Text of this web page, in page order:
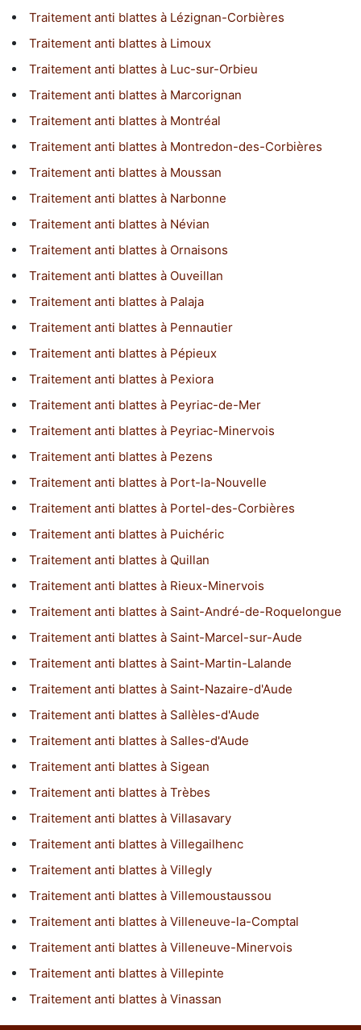
Traitement anti blattes à Lézignan-Corbières
Traitement anti blattes à Limoux
Traitement anti blattes à Luc-sur-Orbieu
Traitement anti blattes à Marcorignan
Traitement anti blattes à Montréal
Traitement anti blattes à Montredon-des-Corbières
Traitement anti blattes à Moussan
Traitement anti blattes à Narbonne
Traitement anti blattes à Névian
Traitement anti blattes à Ornaisons
Traitement anti blattes à Ouveillan
Traitement anti blattes à Palaja
Traitement anti blattes à Pennautier
Traitement anti blattes à Pépieux
Traitement anti blattes à Pexiora
Traitement anti blattes à Peyriac-de-Mer
Traitement anti blattes à Peyriac-Minervois
Traitement anti blattes à Pezens
Traitement anti blattes à Port-la-Nouvelle
Traitement anti blattes à Portel-des-Corbières
Traitement anti blattes à Puichéric
Traitement anti blattes à Quillan
Traitement anti blattes à Rieux-Minervois
Traitement anti blattes à Saint-André-de-Roquelongue
Traitement anti blattes à Saint-Marcel-sur-Aude
Traitement anti blattes à Saint-Martin-Lalande
Traitement anti blattes à Saint-Nazaire-d'Aude
Traitement anti blattes à Sallèles-d'Aude
Traitement anti blattes à Salles-d'Aude
Traitement anti blattes à Sigean
Traitement anti blattes à Trèbes
Traitement anti blattes à Villasavary
Traitement anti blattes à Villegailhenc
Traitement anti blattes à Villegly
Traitement anti blattes à Villemoustaussou
Traitement anti blattes à Villeneuve-la-Comptal
Traitement anti blattes à Villeneuve-Minervois
Traitement anti blattes à Villepinte
Traitement anti blattes à Vinassan